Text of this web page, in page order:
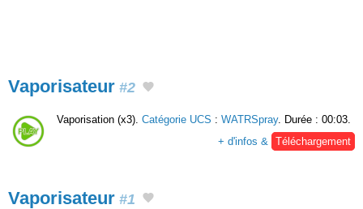
Vaporisateur #2
Vaporisation (x3). Catégorie UCS : WATRSpray. Durée : 00:03.
+ d'infos &
Téléchargement
Vaporisateur #1